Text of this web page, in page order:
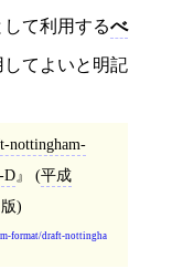
て利用するべ
てよいと明記
nottingham-
D
(平成
)
format/draft-nottingha